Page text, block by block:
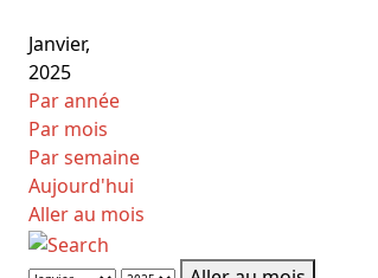
Janvier,
2025
Par année
Par mois
Par semaine
Aujourd'hui
Aller au mois